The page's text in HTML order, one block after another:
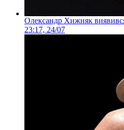
Олександр Хижняк
23:17, 24/07